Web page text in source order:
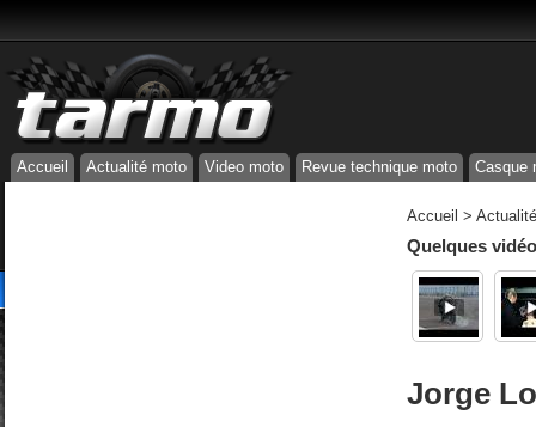
Accueil Actualité moto Video moto Revue technique moto Casque
Accueil >
Quelques
Jorge